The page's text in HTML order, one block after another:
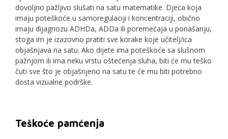
dovoljno pažljivo slušati na satu matematike. Djeca koja
imaju poteškoće u samoregulaciji i koncentraciji, obično
imaju dijagnozu ADHDa, ADDa ili poremećaja u ponašanju,
stoga im je izazovno pratiti sve korake koje učitelj/ica
objašnjava na satu. Ako dijete ima poteškoće sa slušnom
pažnjom ili ima neku vrstu oštećenja sluha, biti će mu teško
čuti sve što je objašnjeno na satu te će mu biti potrebno
dosta vizualne podrške.
Teškoće pamćenja